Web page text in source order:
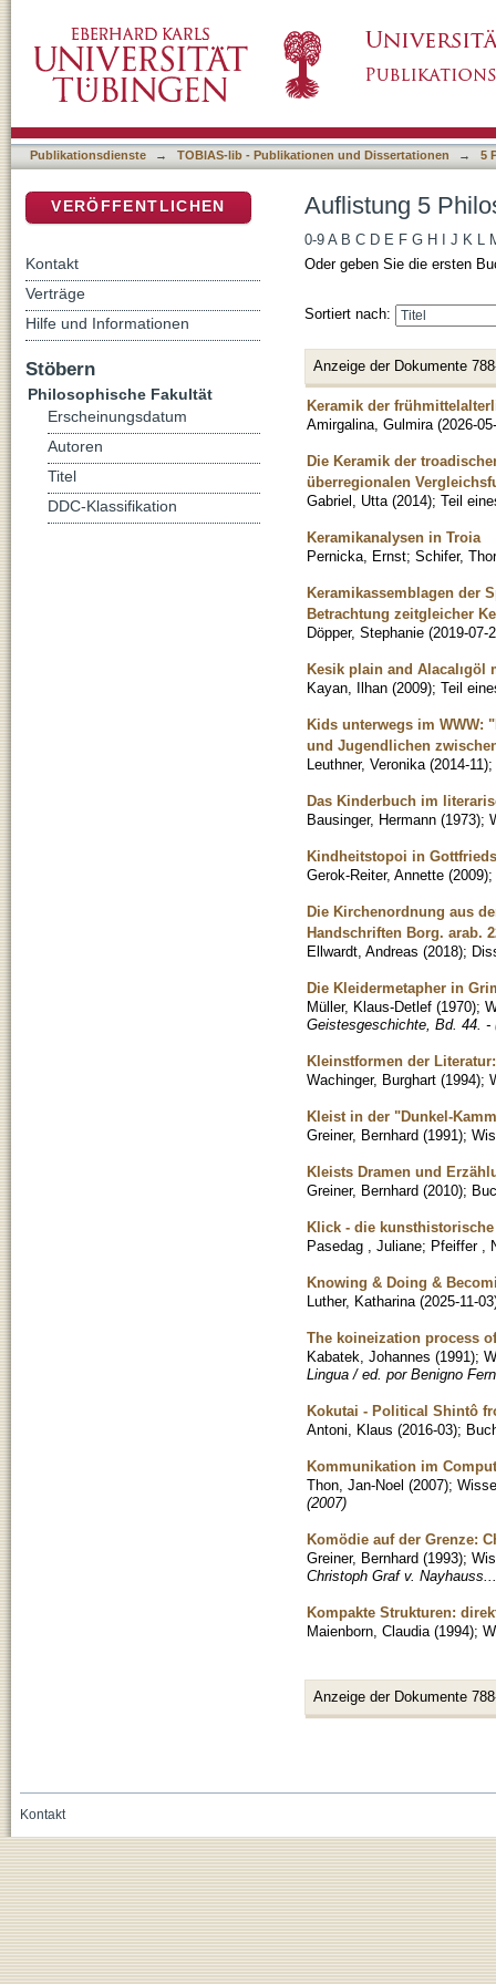
Publikationsdienste → TOBIAS-lib - Publikationen und Dissertationen → 5
Auflistung 5
0-9 A B C D E F G H J K L
Oder geben Sie die ersten
Sortiert nach:
Anzeige der Dokumente
Keramik der
Amirgalina, Gulmira (2026-
Die Keramik der
überregionalen
Gabriel, Utta (2014); Teil
Keramikanalysen in Troia
Pernicka, Ernst; Schifer,
Keramikassemblagen der
Betrachtung zeitgleicher
Döpper, Stephanie (2019-07-
Kesik plain and Alacalıgöl
Kayan, Ilhan (2009); Teil
Kids unterwegs im WWW:
und Jugendlichen
Leuthner, Veronika (2014-11);
Das Kinderbuch im
Bausinger, Hermann (1973);
Kindheitstopoi in
Gerok-Reiter, Annette (2009);
Die Kirchenordnung aus
Handschriften Borg. arab.
Ellwardt, Andreas (2018);
Die Kleidermetapher in
Müller, Klaus-Detlef (1970);
Geistesgeschichte, Bd. 44. -
Kleinstformen der
Wachinger, Burghart (1994);
Kleist in der "Dunkel-
Greiner, Bernhard (1991);
Kleists Dramen und
Greiner, Bernhard (2010);
Klick - die
Pasedag , Juliane; Pfeiffer ,
Knowing & Doing &
Luther, Katharina (2025-11-03
The koineization process
Kabatek, Johannes (1991);
Lingua / ed. por Benigno
Kokutai - Political Shintô
Antoni, Klaus (2016-03);
Kommunikation im
Thon, Jan-Noel (2007);
(2007)
Komödie auf der Grenze:
Greiner, Bernhard (1993);
Christoph Graf v.
Kompakte Strukturen:
Maienborn, Claudia (1994);
Anzeige der Dokumente
VERÖFFENTLICHEN
Kontakt
Verträge
Hilfe und Informationen
Stöbern
Philosophische Fakultät
Erscheinungsdatum
Autoren
Titel
DDC-Klassifikation
Kontakt